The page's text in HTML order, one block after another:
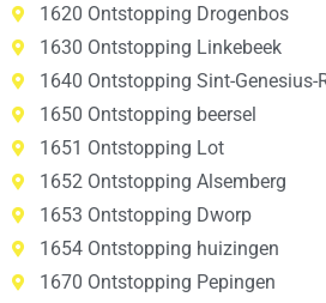
1620 Ontstopping Drogenbos
1630 Ontstopping Linkebeek
1640 Ontstopping Sint-Genesius-
1650 Ontstopping beersel
1651 Ontstopping Lot
1652 Ontstopping Alsemberg
1653 Ontstopping Dworp
1654 Ontstopping huizingen
1670 Ontstopping Pepingen